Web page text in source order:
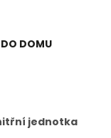
DOMU
jednotka